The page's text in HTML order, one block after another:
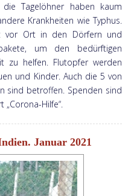
Tagelöhner haben kaum
Krankheiten wie Typhus.
vor Ort in den Dörfern und
um den bedürftigen
zu helfen. Flutopfer werden
und Kinder. Auch die 5 von
sind betroffen. Spenden sind
Hilfe“.
Januar 2021